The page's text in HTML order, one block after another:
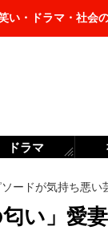
い・ドラマ・社会
ードが気持ち悪い
い」愛
ドラマ